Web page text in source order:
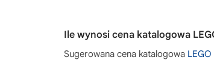
Ile wynosi cena katalogowa
Sugerowana cena katalogowa